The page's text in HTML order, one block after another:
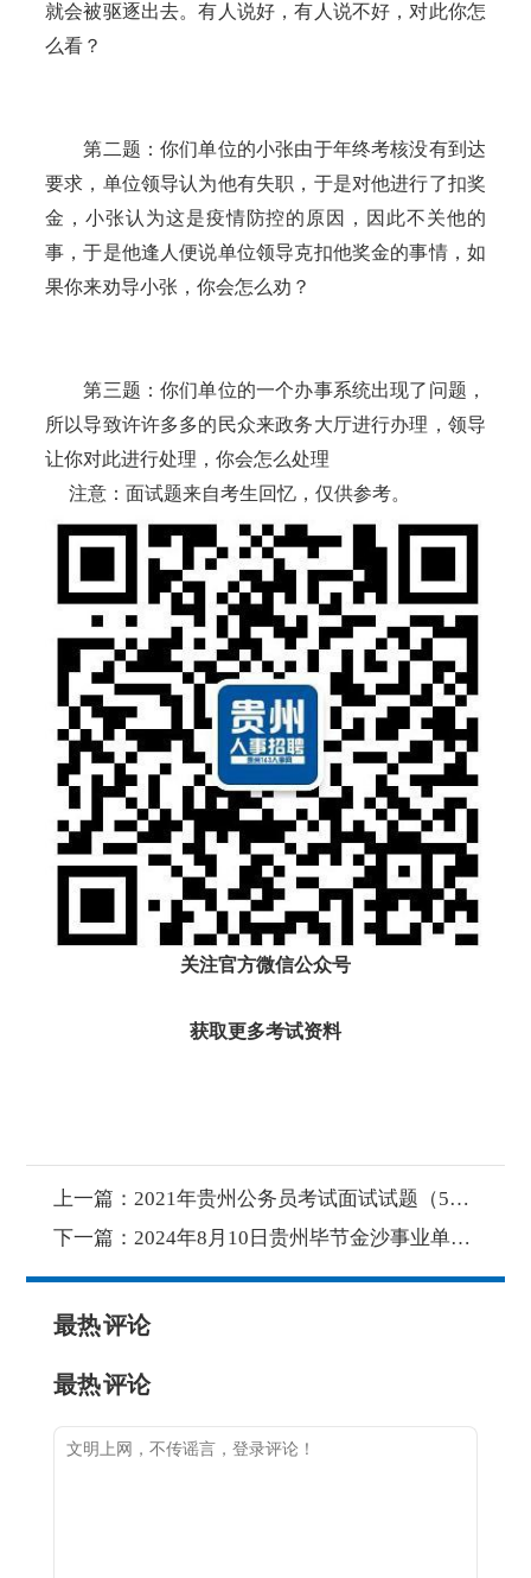
就会被驱逐出去。有人说好，有人说不好，对此你怎
么看？
第二题：你们单位的小张由于年终考核没有到达
要求，单位领导认为他有失职，于是对他进行了扣奖
金，小张认为这是疫情防控的原因，因此不关他的
事，于是他逢人便说单位领导克扣他奖金的事情，如
果你来劝导小张，你会怎么劝？
第三题：你们单位的一个办事系统出现了问题，
所以导致许许多多的民众来政务大厅进行办理，领导
让你对此进行处理，你会怎么处理
注意：面试题来自考生回忆，仅供参考。
关注官方微信公众号
获取更多考试资料
上一篇： 2021年贵州公务员考试面试试题（5月29日）（考生回忆版）
下一篇： 2024年8月10日贵州毕节金沙事业单位考调面试题
最热评论
最热评论